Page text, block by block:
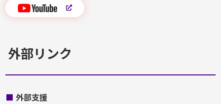
外部リンク
■ 外部支援